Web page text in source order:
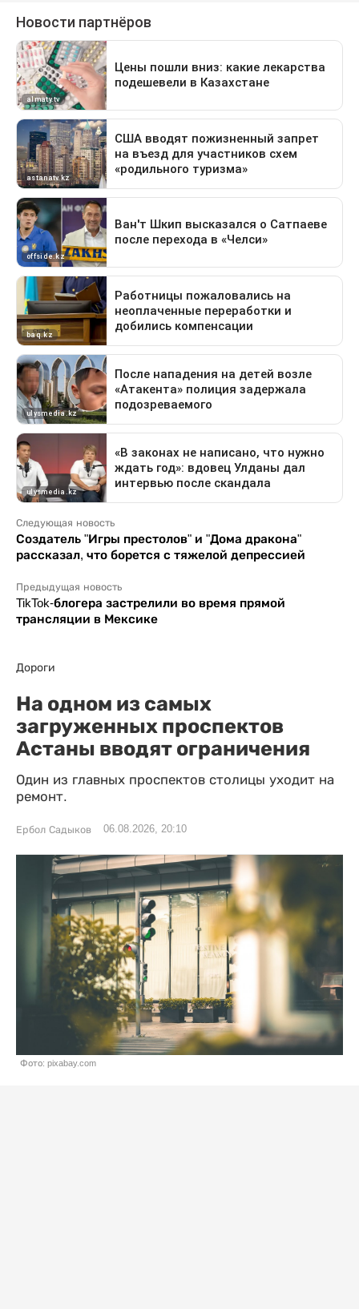
Следующая новость
Создатель "Игры престолов" и "Дома дракона"
рассказал, что борется с тяжелой депрессией
Предыдущая новость
TikTok-блогера застрелили во время прямой
трансляции в Мексике
Дороги
На одном из самых
загруженных проспектов
Астаны вводят ограничения
Один из главных проспектов столицы уходит на
ремонт.
Ербол Садыков 06.08.2026, 20:10
Фото: pixabay.com